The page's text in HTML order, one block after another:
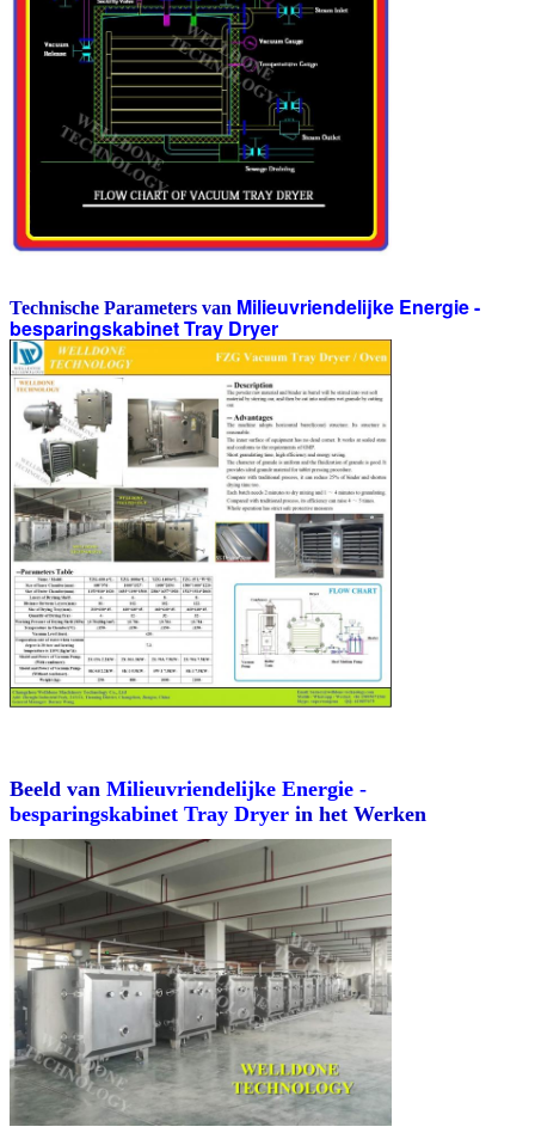
Technische Parameters van Milieuvriendelijke Energie -
besparingskabinet Tray Dryer
Beeld van Milieuvriendelijke Energie -
besparingskabinet Tray Dryer in het Werken